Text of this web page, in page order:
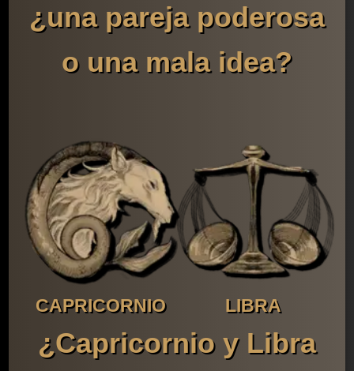
¿una pareja poderosa
o una mala idea?
CAPRICORNIO LIBRA
¿Capricornio y Libra